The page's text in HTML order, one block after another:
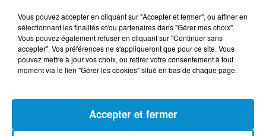
23 juillet 2026
Les Zinformés - 23/07/26
Vous pouvez accepter en cliquant sur "Accepter et fermer", ou affiner en
sélectionnant les finalités et/ou partenaires dans "Gérer mes choix".
Vous pouvez également refuser en cliquant sur "Continuer sans
accepter". Vos préférences ne s'appliqueront que pour ce site. Vous
pouvez mettre à jour vos choix, ou retirer votre consentement à tout
moment via le lien "Gérer les cookies" situé en bas de chaque page.
Accepter et fermer